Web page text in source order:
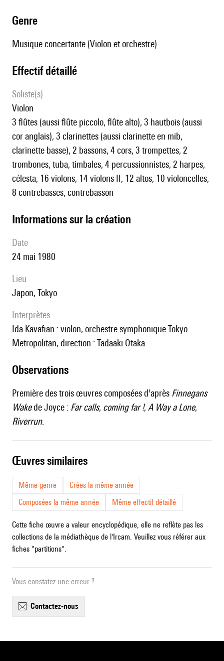
genre
Musique concertante (Violon et orchestre)
effectif détaillé
Soliste(s)
violon
3 flûtes (aussi flûte piccolo, flûte alto), 3 hautbois (aussi
cor anglais), 3 clarinettes (aussi clarinette en mib,
clarinette basse), 2 bassons, 4 cors, 3 trompettes, 2
trombones, tuba, timbales, 4 percussionnistes, 2 harpes,
célesta, 16 violons, 14 violons II, 12 altos, 10 violoncelles,
8 contrebasses, contrebasson
informations sur la création
date
24 mai 1980
lieu
Japon, Tokyo
interprètes
Ida Kavafian : violon, orchestre symphonique Tokyo
Metropolitan, direction : Tadaaki Otaka.
observations
Première des trois œuvres composées d'après Finnegans
Wakede Joyce : Far calls, coming far !, A Way a Lone,
Riverrun.
œuvres similaires
Même genre
Crées la même année
Composées la même année
Même effectif détaillé
Cette fiche œuvre a valeur encyclopédique, elle ne reflète pas les
collections de la médiathèque de l'Ircam. Veuillez vous référer aux
fiches "partitions".
Vous constatez une erreur ?
contactez-nous